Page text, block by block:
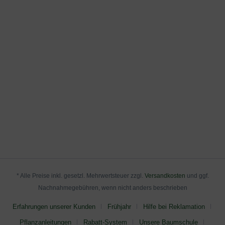
* Alle Preise inkl. gesetzl. Mehrwertsteuer zzgl. Versandkosten und ggf.
Nachnahmegebühren, wenn nicht anders beschrieben
Erfahrungen unserer Kunden Frühjahr Hilfe bei Reklamation
Pflanzanleitungen Rabatt-System Unsere Baumschule